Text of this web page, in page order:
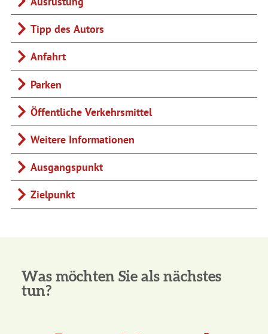
Tipp des Autors
Anfahrt
Parken
Öffentliche Verkehrsmittel
Weitere Informationen
Ausgangspunkt
Zielpunkt
Was möchten Sie als nächstes
tun?